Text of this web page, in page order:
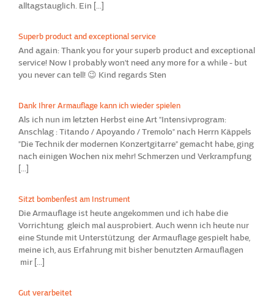
alltagstauglich. Ein [...]
Superb product and exceptional service
And again: Thank you for your superb product and exceptional
service! Now I probably won't need any more for a while - but
you never can tell! 😉 Kind regards Sten
Dank Ihrer Armauflage kann ich wieder spielen
Als ich nun im letzten Herbst eine Art "Intensivprogram:
Anschlag : Titando / Apoyando / Tremolo" nach Herrn Käppels
"Die Technik der modernen Konzertgitarre" gemacht habe, ging
nach einigen Wochen nix mehr! Schmerzen und Verkrampfung
[...]
Sitzt bombenfest am Instrument
Die Armauflage ist heute angekommen und ich habe die
Vorrichtung gleich mal ausprobiert. Auch wenn ich heute nur
eine Stunde mit Unterstützung der Armauflage gespielt habe,
meine ich, aus Erfahrung mit bisher benutzten Armauflagen
mir [...]
Gut verarbeitet